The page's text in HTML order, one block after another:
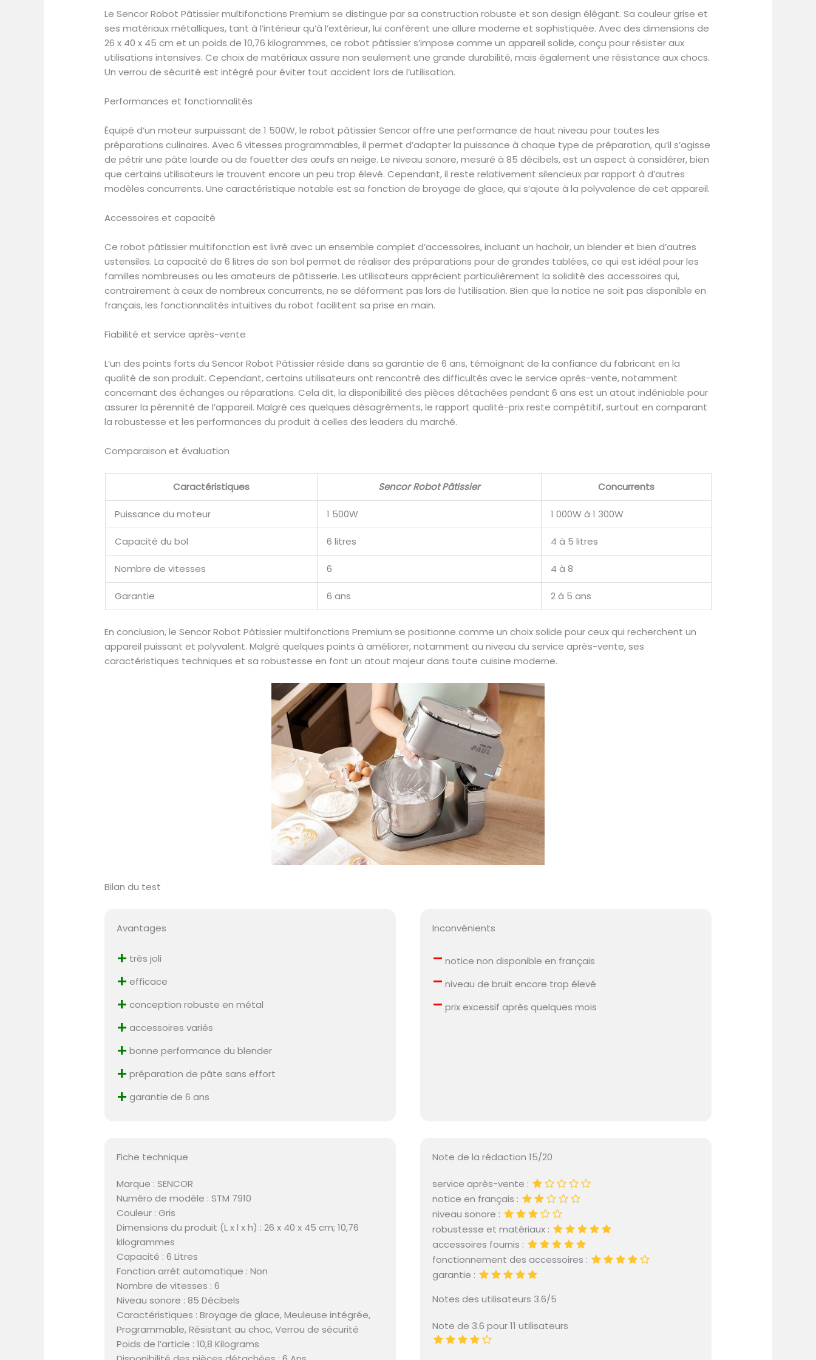
performante en plus] : Le Robot Pâtissier multifonctions Premium de Sencor vous est
livré avec une Broyeuse performance pour les graines de cafés, noix, herbes, épices
et bien plus encore.
Le Sencor Robot Pâtissier multifonctions Premium se distingue par sa construction robuste et son design élégant. Sa couleur grise et
ses matériaux métalliques, tant à l’intérieur qu’à l’extérieur, lui confèrent une allure moderne et sophistiquée. Avec des dimensions de
26 x 40 x 45 cm et un poids de 10,76 kilogrammes, ce robot pâtissier s’impose comme un appareil solide, conçu pour résister aux
utilisations intensives. Ce choix de matériaux assure non seulement une grande durabilité, mais également une résistance aux chocs.
Un verrou de sécurité est intégré pour éviter tout accident lors de l’utilisation.
Performances et fonctionnalités
Équipé d’un moteur surpuissant de 1 500W, le robot pâtissier Sencor offre une performance de haut niveau pour toutes les
préparations culinaires. Avec 6 vitesses programmables, il permet d’adapter la puissance à chaque type de préparation, qu’il s’agisse
de pétrir une pâte lourde ou de fouetter des œufs en neige. Le niveau sonore, mesuré à 85 décibels, est un aspect à considérer, bien
que certains utilisateurs le trouvent encore un peu trop élevé. Cependant, il reste relativement silencieux par rapport à d’autres
modèles concurrents. Une caractéristique notable est sa fonction de broyage de glace, qui s’ajoute à la polyvalence de cet appareil.
Accessoires et capacité
Ce robot pâtissier multifonction est livré avec un ensemble complet d’accessoires, incluant un hachoir, un blender et bien d’autres
ustensiles. La capacité de 6 litres de son bol permet de réaliser des préparations pour de grandes tablées, ce qui est idéal pour les
familles nombreuses ou les amateurs de pâtisserie. Les utilisateurs apprécient particulièrement la solidité des accessoires qui,
contrairement à ceux de nombreux concurrents, ne se déforment pas lors de l’utilisation. Bien que la notice ne soit pas disponible en
français, les fonctionnalités intuitives du robot facilitent sa prise en main.
Fiabilité et service après-vente
L’un des points forts du Sencor Robot Pâtissier réside dans sa garantie de 6 ans, témoignant de la confiance du fabricant en la
qualité de son produit. Cependant, certains utilisateurs ont rencontré des difficultés avec le service après-vente, notamment
concernant des échanges ou réparations. Cela dit, la disponibilité des pièces détachées pendant 6 ans est un atout indéniable pour
assurer la pérennité de l’appareil. Malgré ces quelques désagréments, le rapport qualité-prix reste compétitif, surtout en comparant
la robustesse et les performances du produit à celles des leaders du marché.
Comparaison et évaluation
Caractéristiques Sencor Robot Pâtissier Concurrents
Puissance du moteur 1 500W 1 000W à 1 300W
Capacité du bol 6 litres 4 à 5 litres
Nombre de vitesses 6 4 à 8
Garantie 6 ans 2 à 5 ans
En conclusion, le Sencor Robot Pâtissier multifonctions Premium se positionne comme un choix solide pour ceux qui recherchent un
appareil puissant et polyvalent. Malgré quelques points à améliorer, notamment au niveau du service après-vente, ses
caractéristiques techniques et sa robustesse en font un atout majeur dans toute cuisine moderne.
Bilan du test
Avantages
+ très joli
+ efficace
+ conception robuste en métal
+ accessoires variés
+ bonne performance du blender
+ préparation de pâte sans effort
+ garantie de 6 ans
Inconvénients
– notice non disponible en français
– niveau de bruit encore trop élevé
– prix excessif après quelques mois
Fiche technique
Marque : SENCOR
Numéro de modèle : STM 7910
Couleur : Gris
Dimensions du produit (L x l x h) : 26 x 40 x 45 cm; 10,76
kilogrammes
Capacité : 6 Litres
Fonction arrêt automatique : Non
Nombre de vitesses : 6
Niveau sonore : 85 Décibels
Caractéristiques : Broyage de glace, Meuleuse intégrée,
Programmable, Résistant au choc, Verrou de sécurité
Poids de l’article : 10,8 Kilograms
Note de la rédaction 15/20
service après-vente :
notice en français :
niveau sonore :
robustesse et matériaux :
accessoires fournis :
fonctionnement des accessoires :
garantie :
Notes des utilisateurs 3.6/5
Note de 3.6 pour 11 utilisateurs